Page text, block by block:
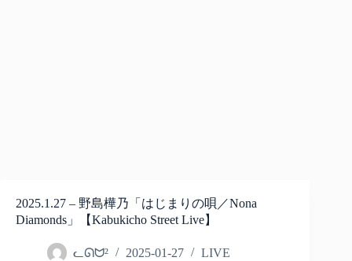
2025.1.27 – 野島樺乃「はじまりの唄／Nona
Diamonds」【Kabukicho Street Live】
ᓚᘏᗢ² 2025-01-27 LIVE